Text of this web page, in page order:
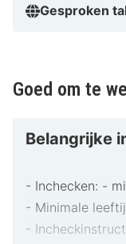
Gesproken
Goed om te
Belangrijke
- Inchecken: -
- Minimale
-